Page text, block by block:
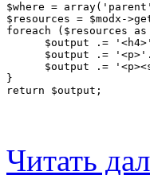
$where =
$resources = $modx-
foreach ($resources
$output .=
$output .=
$output .=
}
return $output;
Читать